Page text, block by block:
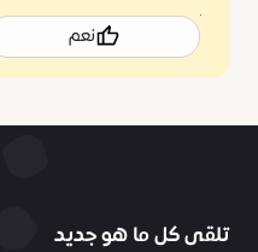
نعم
تلقى كل ما هو جديد